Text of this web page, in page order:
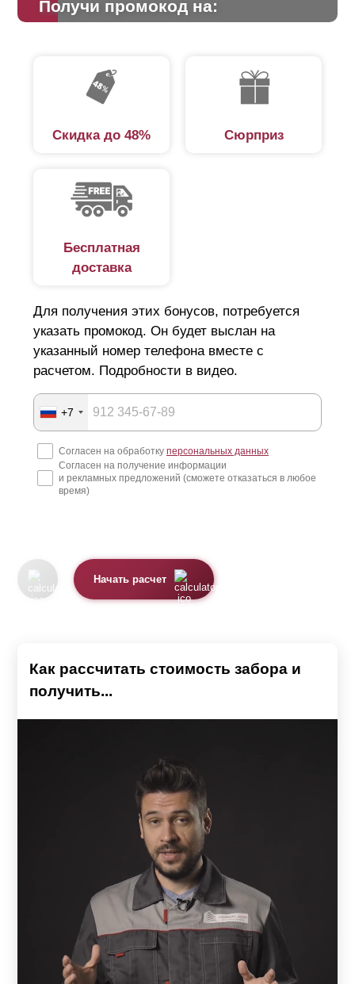
Получи промокод на:
Скидка до 48% Сюрприз
Бесплатная
доставка
Для получения этих бонусов, потребуется
указать промокод. Он будет выслан на
указанный номер телефона вместе с
расчетом. Подробности в видео.
+7
Согласен на обработку персональных данных
Согласен на получение информации
и рекламных предложений (сможете отказаться в любое
время)
Начать расчет
Как рассчитать стоимость забора и
получить...